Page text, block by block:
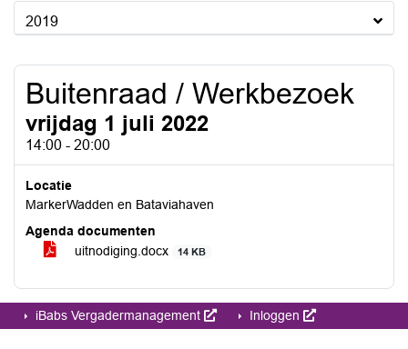
2019
Buitenraad / Werkbezoek
vrijdag 1 juli 2022
14:00 - 20:00
Locatie
MarkerWadden en Bataviahaven
Agenda documenten
uitnodiging.docx
14 KB
iBabs Vergadermanagement Inloggen